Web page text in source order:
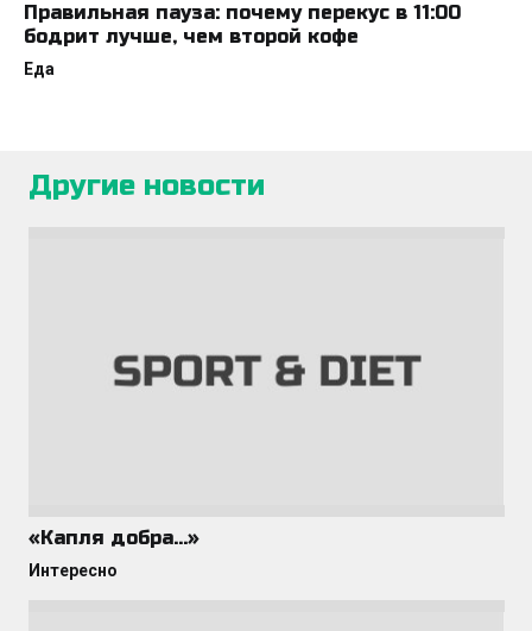
Правильная пауза: почему перекус в 11:00
бодрит лучше, чем второй кофе
Еда
Другие новости
«Капля добра…»
Интересно